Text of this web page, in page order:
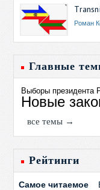
Роман
Главные
Выборы президента
Новые
все темы →
Рейтинги
Самое читаемое